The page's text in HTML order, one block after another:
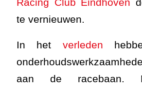
te vernieuwen.
In het verleden
aan de racebaan.